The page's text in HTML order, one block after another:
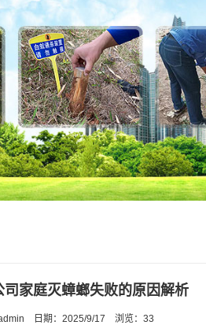
家庭灭蟑螂失败的原因解析
日期：2025/9/17 浏览： 33